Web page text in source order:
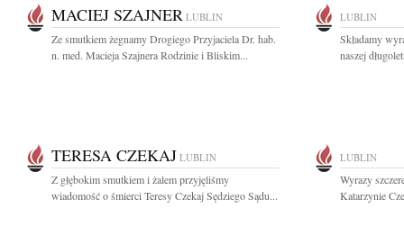
MACIEJ SZAJNER LUBLIN
Ze smutkiem żegnamy Drogiego Przyjaciela Dr. hab.
n. med. Macieja Szajnera Rodzinie i Bliskim...
LUBLIN
Składamy
naszej
TERESA CZEKAJ LUBLIN
Z głębokim smutkiem i żalem przyjęliśmy
wiadomość o śmierci Teresy Czekaj Sędziego Sądu...
LUBLIN
Wyrazy
Katarzynie